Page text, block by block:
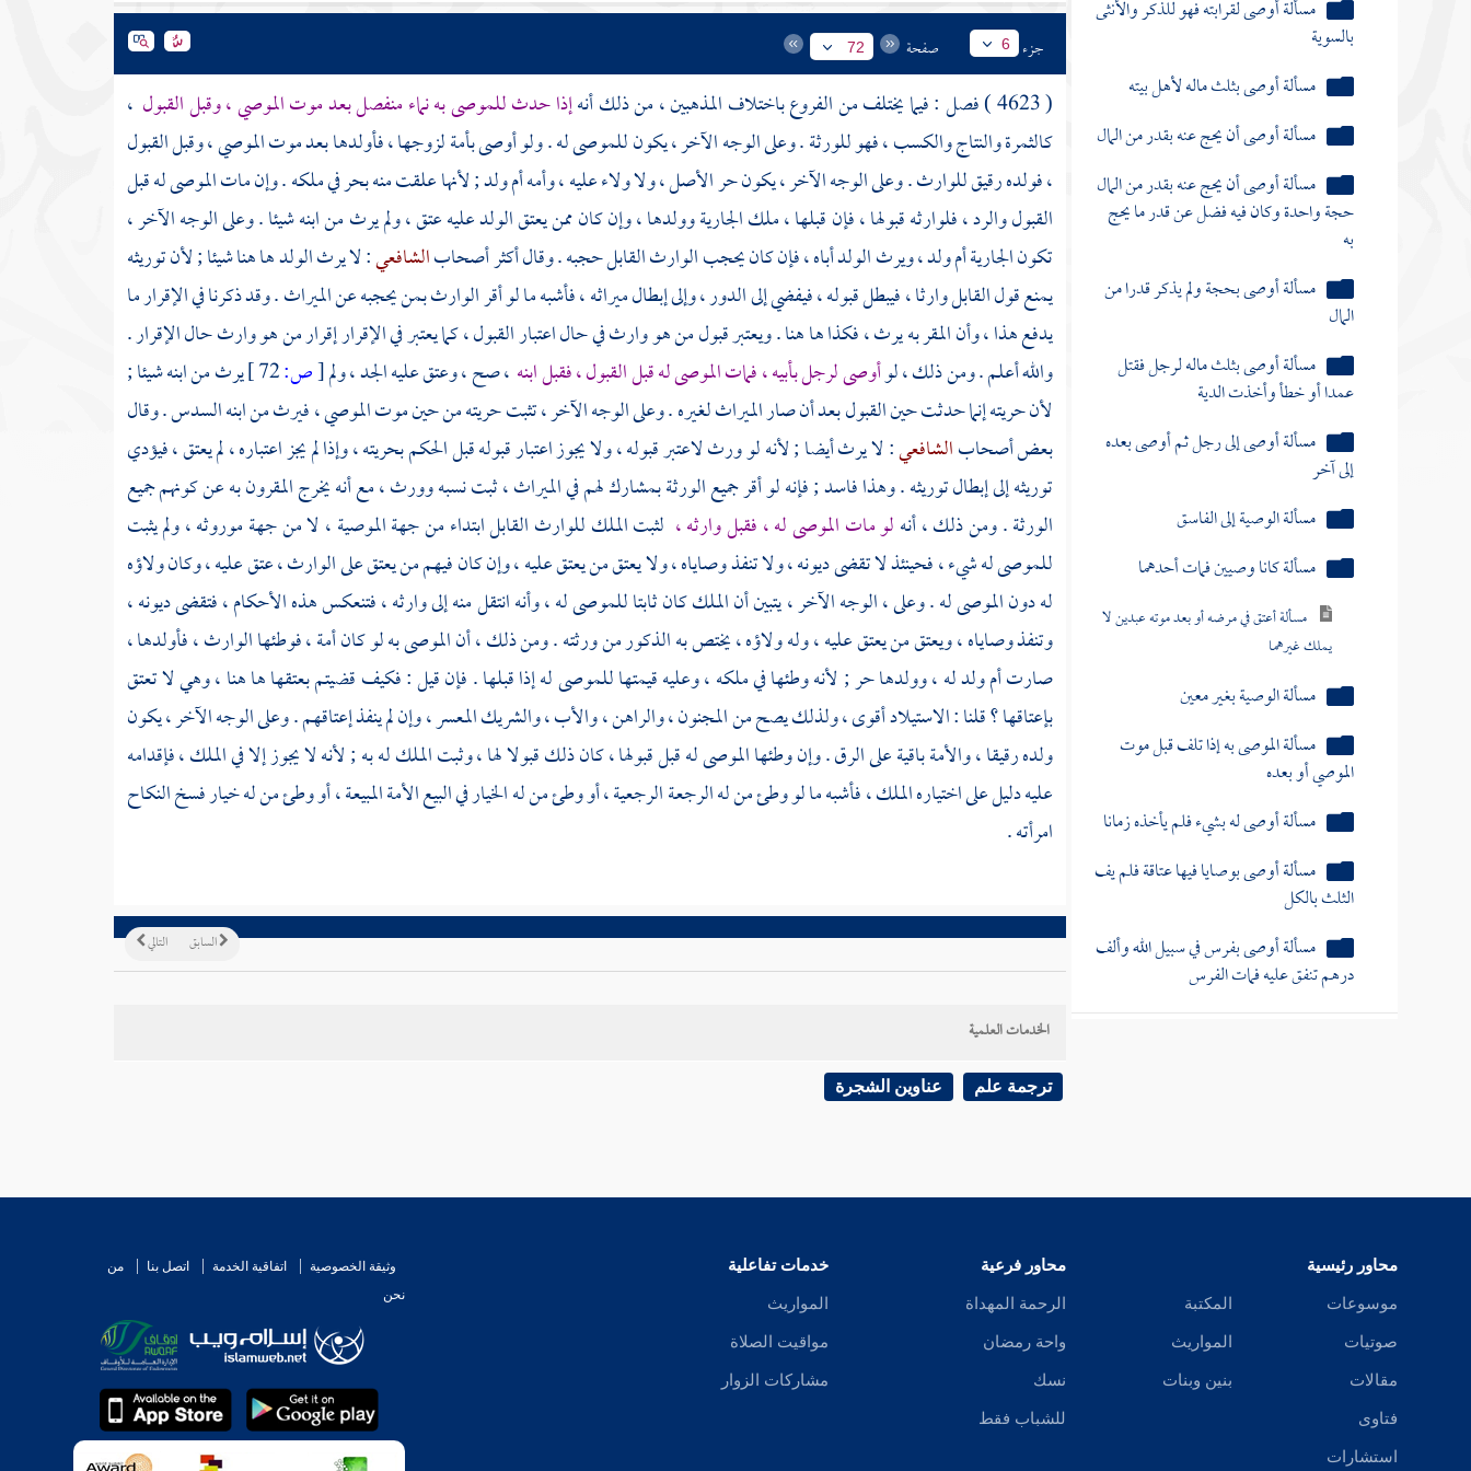
مسألة أوصى أن يحج عنه بقدر من المال
حجة واحدة وكان فيه فضل عن قدر ما يحج
المال
مسألة أوصى بثلث ماله لرجل فقتل
عمدا أو خطأ وأخذت الدية
إلى آخر
مسألة كانا وصيين فمات أحدهما
مسألة أعتق في مرضه أو بعد موته عبدين لا
يملك غيرهما
مسألة الوصية بغير معين
مسألة الموصى به إذا تلف قبل موت
الموصي أو بعده
مسألة أوصى له بشيء فلم يأخذه زمانا
مسألة أوصى بوصايا فيها عتاقة فلم يف
مسألة أوصى بفرس في سبيل الله وألف
درهم تنفق عليه فمات الفرس
كتاب الفرائض
كتاب الولاء
كتاب الوديعة
باب قسمة الفيء والغنيمة والصدقة
كتاب الطلاق
كتاب الرجعة
جزء 6 صفحة 72
( 4623 ) فصل : فيما يختلف من الفروع باختلاف المذهبين ، من ذلك أنه إذا حدث للموصى به نماء منفصل بعد موت الموصي ، وقبل القبول ،
كالثمرة والنتاج والكسب ، فهو للورثة . وعلى الوجه الآخر ، يكون للموصى له . ولو أوصى بأمة لزوجها ، فأولدها بعد موت الموصي ، وقبل القبول
، فولده رقيق للوارث . وعلى الوجه الآخر ، يكون حر الأصل ، ولا ولاء عليه ، وأمه أم ولد ; لأنها علقت منه بحر في ملكه . وإن مات الموصى له قبل
القبول والرد ، فلوارثه قبولها ، فإن قبلها ، ملك الجارية وولدها ، وإن كان ممن يعتق الولد عليه عتق ، ولم يرث من ابنه شيئا . وعلى الوجه الآخر ،
تكون الجارية أم ولد ، ويرث الولد أباه ، فإن كان يحجب الوارث القابل حجبه . وقال أكثر أصحابالشافعي: لا يرث الولد ها هنا شيئا ; لأن توريثه
يمنع قول القابل وارثا ، فيبطل قبوله ، فيفضي إلى الدور ، وإلى إبطال ميراثه ، فأشبه ما لو أقر الوارث بمن يحجبه عن الميراث . وقد ذكرنا في الإقرار ما
يدفع هذا ، وأن المقر به يرث ، فكذا ها هنا . ويعتبر قبول من هو وارث في حال اعتبار القبول ، كما يعتبر في الإقرار إقرار من هو وارث حال الإقرار .
والله أعلم . ومن ذلك ، لوأوصى لرجل بأبيه ، فمات الموصى له قبل القبول ، فقبل ابنه ، صح ، وعتق عليه الجد ، ولم[ص:
يرث من ابنه شيئا ;
لأن حريته إنما حدثت حين القبول بعد أن صار الميراث لغيره . وعلى الوجه الآخر ، تثبت حريته من حين موت الموصي ، فيرث من ابنه السدس . وقال
بعض أصحابالشافعي: لا يرث أيضا ; لأنه لو ورث لاعتبر قبوله ، ولا يجوز اعتبار قبوله قبل الحكم بحريته ، وإذا لم يجز اعتباره ، لم يعتق ، فيؤدي
توريثه إلى إبطال توريثه . وهذا فاسد ; فإنه لو أقر جميع الورثة بمشارك لهم في الميراث ، ثبت نسبه وورث ، مع أنه يخرج المقرون به عن كونهم جميع
الورثة . ومن ذلك ، أنهلو مات الموصى له ، فقبل وارثه ، لثبت الملك للوارث القابل ابتداء من جهة الموصية ، لا من جهة موروثه ، ولم يثبت
للموصى له شيء ، فحينئذ لا تقضى ديونه ، ولا تنفذ وصاياه ، ولا يعتق من يعتق عليه ، وإن كان فيهم من يعتق على الوارث ، عتق عليه ، وكان ولاؤه
له دون الموصى له . وعلى ، الوجه الآخر ، يتبين أن الملك كان ثابتا للموصى له ، وأنه انتقل منه إلى وارثه ، فتنعكس هذه الأحكام ، فتقضى ديونه ،
وتنفذ وصاياه ، ويعتق من يعتق عليه ، وله ولاؤه ، يختص به الذكور من ورثته . ومن ذلك ، أن الموصى به لو كان أمة ، فوطئها الوارث ، فأولدها ،
صارت أم ولد له ، وولدها حر ; لأنه وطئها في ملكه ، وعليه قيمتها للموصى له إذا قبلها . فإن قيل : فكيف قضيتم بعتقها ها هنا ، وهي لا تعتق
بإعتاقها ؟ قلنا : الاستيلاد أقوى ، ولذلك يصح من المجنون ، والراهن ، والأب ، والشريك المعسر ، وإن لم ينفذ إعتاقهم . وعلى الوجه الآخر ، يكون
ولده رقيقا ، والأمة باقية على الرق . وإن وطئها الموصى له قبل قبولها ، كان ذلك قبولا لها ، وثبت الملك له به ; لأنه لا يجوز إلا في الملك ، فإقدامه
عليه دليل على اختياره الملك ، فأشبه ما لو وطئ من له الرجعة الرجعية ، أو وطئ من له الخيار في البيع الأمة المبيعة ، أو وطئ من له خيار فسخ النكاح
امرأته .
التالي السابق
الخدمات العلمية
ترجمة علم عناوين الشجرة
محاور رئيسية
موسوعات
صوتيات
مقالات
فتاوى
استشارات
المكتبة
المواريث
بنين وبنات
محاور فرعية
الرحمة المهداة
واحة رمضان
نسك
للشباب فقط
خدمات تفاعلية
المواريث
مواقيت الصلاة
مشاركات الزوار
وثيقة الخصوصية اتفاقية الخدمة اتصل بنا
من
نحن